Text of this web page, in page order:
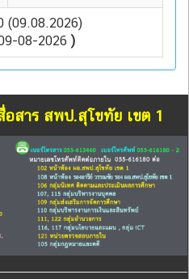
(09.08.2026)
08-2026 )
อสาร สพป.สุโขทัย เขต 1